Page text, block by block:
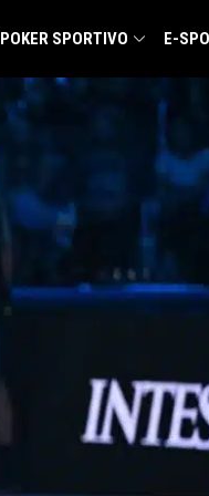
POKER SPORTIVO E-